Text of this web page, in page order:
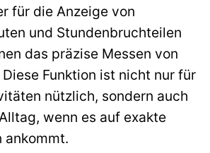
für die Anzeige von
und Stundenbruchteilen
das präzise Messen von
Funktion ist nicht nur für
nützlich, sondern auch
wenn es auf exakte
ankommt.